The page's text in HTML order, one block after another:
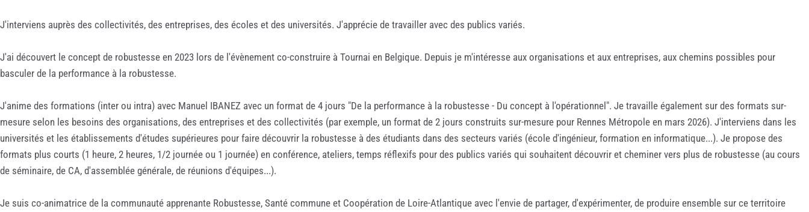
J'interviens auprès des collectivités, des entreprises, des écoles et des universités. J'apprécie de travailler avec des publics variés.
J'ai découvert le concept de robustesse en 2023 lors de l'évènement co-construire à Tournai en Belgique. Depuis je m'intéresse aux organisations et aux entreprises, aux chemins possibles pour
basculer de la performance à la robustesse.
J'anime des formations (inter ou intra) avec Manuel IBANEZ avec un format de 4 jours "De la performance à la robustesse - Du concept à l'opérationnel". Je travaille également sur des formats sur-
mesure selon les besoins des organisations, des entreprises et des collectivités (par exemple, un format de 2 jours construits sur-mesure pour Rennes Métropole en mars 2026). J'interviens dans les
universités et les établissements d'études supérieures pour faire découvrir la robustesse à des étudiants dans des secteurs variés (école d'ingénieur, formation en informatique...). Je propose des
formats plus courts (1 heure, 2 heures, 1/2 journée ou 1 journée) en conférence, ateliers, temps réflexifs pour des publics variés qui souhaitent découvrir et cheminer vers plus de robustesse (au cours
de séminaire, de CA, d'assemblée générale, de réunions d'équipes...).
Je suis co-animatrice de la communauté apprenante Robustesse, Santé commune et Coopération de Loire-Atlantique avec l'envie de partager, d'expérimenter, de produire ensemble sur ce territoire